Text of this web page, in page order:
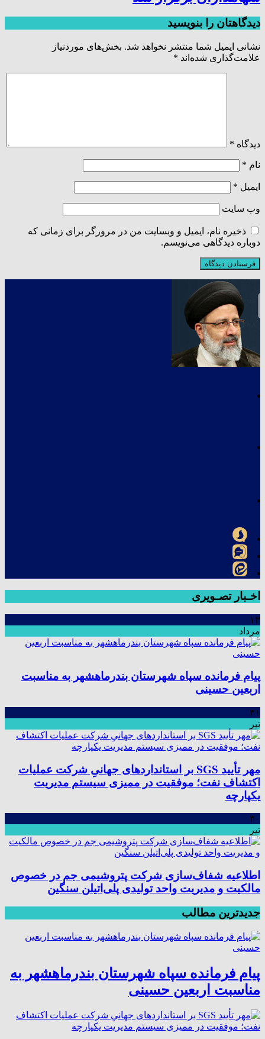
دیدگاهتان را بنویسید
نشانی ایمیل شما منتشر نخواهد شد. بخش‌های موردنیاز
علامت‌گذاری شده‌اند *
دیدگاه *
نام *
ایمیل *
وب‌ سایت
ذخیره نام، ایمیل و وبسایت من در مرورگر برای زمانی که
دوباره دیدگاهی می‌نویسم.
اخـبار تصـویری
۱۳
مرداد
پیام فرمانده سپاه شهرستان بندرماهشهر به مناسبت
اربعین حسینی
۳۱
تیر
مهر تأیید SGS بر استانداردهای جهانیِ شرکت عملیات
اکتشاف نفت؛ موفقیت در ممیزی سیستم مدیریت
یکپارچه
۳۰
تیر
اطلاعیه شفاف‌سازی شرکت پتروشیمی جم در خصوص
مالکیت و مدیریت واحد تولیدی پلی‌اتیلن سنگین
جدیدترین مطالب
پیام فرمانده سپاه شهرستان بندرماهشهر به
مناسبت اربعین حسینی